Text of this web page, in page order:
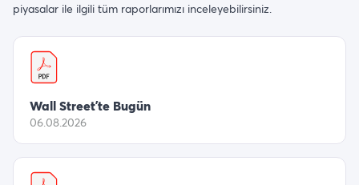
piyasalar ile ilgili tüm raporlarımızı inceleyebilirsiniz.
Wall Street’te Bugün
06.08.2026